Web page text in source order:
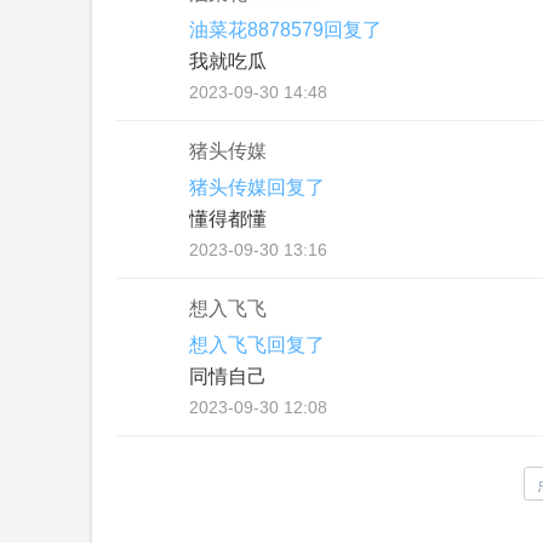
油菜花8878579回复了
我就吃瓜
2023-09-30 14:48
猪头传媒
猪头传媒回复了
懂得都懂
2023-09-30 13:16
想入飞飞
想入飞飞回复了
同情自己
2023-09-30 12:08